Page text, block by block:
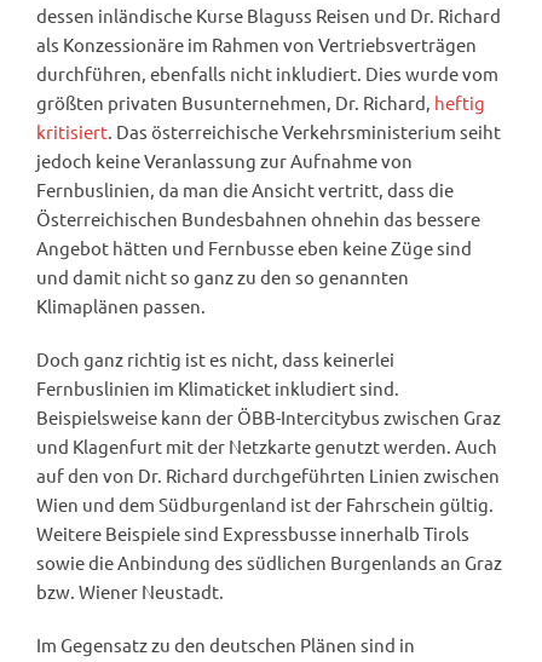
dessen inländische Kurse Blaguss Reisen und Dr. Richard
als Konzessionäre im Rahmen von Vertriebsverträgen
durchführen, ebenfalls nicht inkludiert. Dies wurde vom
größten privaten Busunternehmen, Dr. Richard, heftig
kritisiert. Das österreichische Verkehrsministerium seiht
jedoch keine Veranlassung zur Aufnahme von
Fernbuslinien, da man die Ansicht vertritt, dass die
Österreichischen Bundesbahnen ohnehin das bessere
Angebot hätten und Fernbusse eben keine Züge sind
und damit nicht so ganz zu den so genannten
Klimaplänen passen.
Doch ganz richtig ist es nicht, dass keinerlei
Fernbuslinien im Klimaticket inkludiert sind.
Beispielsweise kann der ÖBB-Intercitybus zwischen Graz
und Klagenfurt mit der Netzkarte genutzt werden. Auch
auf den von Dr. Richard durchgeführten Linien zwischen
Wien und dem Südburgenland ist der Fahrschein gültig.
Weitere Beispiele sind Expressbusse innerhalb Tirols
sowie die Anbindung des südlichen Burgenlands an Graz
bzw. Wiener Neustadt.
Im Gegensatz zu den deutschen Plänen sind in